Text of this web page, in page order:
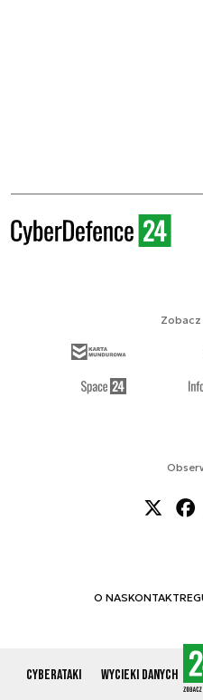
Cyberataki Wycieki danych
O NASKONTAKT
Zobacz
© 2012-2026